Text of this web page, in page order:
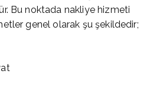
Bu noktada nakliye hizmeti
genel olarak şu şekildedir;